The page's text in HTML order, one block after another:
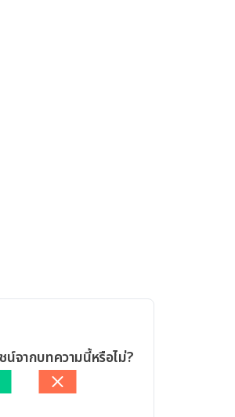
น์จากบทความนี้หรือไม่?